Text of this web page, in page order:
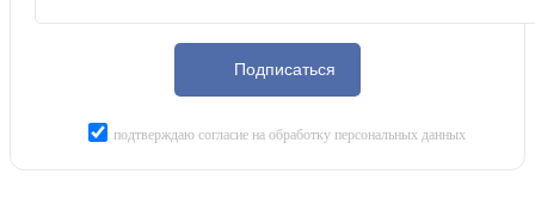
Подписаться
подтверждаю согласие на обработку персональных данных